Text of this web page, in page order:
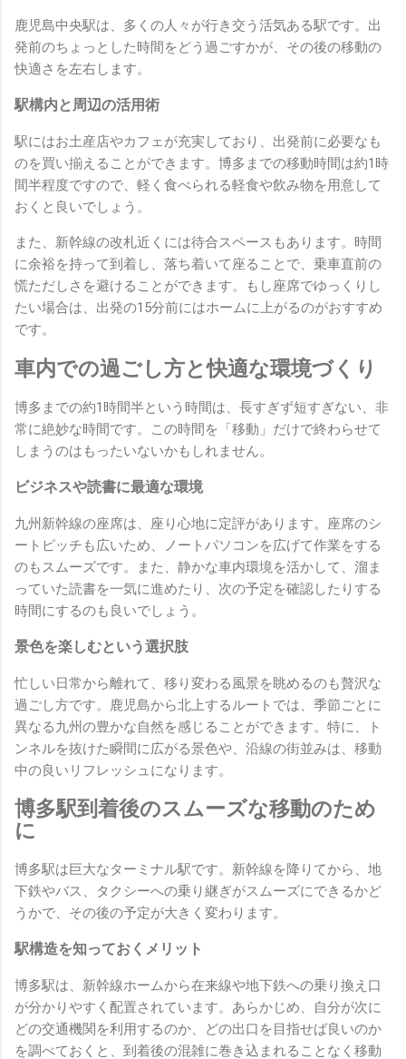
鹿児島中央駅は、多くの人々が行き交う活気ある駅です。出
発前のちょっとした時間をどう過ごすかが、その後の移動の
快適さを左右します。
駅構内と周辺の活用術
駅にはお土産店やカフェが充実しており、出発前に必要なも
のを買い揃えることができます。博多までの移動時間は約1時
間半程度ですので、軽く食べられる軽食や飲み物を用意して
おくと良いでしょう。
また、新幹線の改札近くには待合スペースもあります。時間
に余裕を持って到着し、落ち着いて座ることで、乗車直前の
慌ただしさを避けることができます。もし座席でゆっくりし
たい場合は、出発の15分前にはホームに上がるのがおすすめ
です。
車内での過ごし方と快適な環境づくり
博多までの約1時間半という時間は、長すぎず短すぎない、非
常に絶妙な時間です。この時間を「移動」だけで終わらせて
しまうのはもったいないかもしれません。
ビジネスや読書に最適な環境
九州新幹線の座席は、座り心地に定評があります。座席のシ
ートピッチも広いため、ノートパソコンを広げて作業をする
のもスムーズです。また、静かな車内環境を活かして、溜ま
っていた読書を一気に進めたり、次の予定を確認したりする
時間にするのも良いでしょう。
景色を楽しむという選択肢
忙しい日常から離れて、移り変わる風景を眺めるのも贅沢な
過ごし方です。鹿児島から北上するルートでは、季節ごとに
異なる九州の豊かな自然を感じることができます。特に、ト
ンネルを抜けた瞬間に広がる景色や、沿線の街並みは、移動
中の良いリフレッシュになります。
博多駅到着後のスムーズな移動のため
に
博多駅は巨大なターミナル駅です。新幹線を降りてから、地
下鉄やバス、タクシーへの乗り継ぎがスムーズにできるかど
うかで、その後の予定が大きく変わります。
駅構造を知っておくメリット
博多駅は、新幹線ホームから在来線や地下鉄への乗り換え口
が分かりやすく配置されています。あらかじめ、自分が次に
どの交通機関を利用するのか、どの出口を目指せば良いのか
を調べておくと、到着後の混雑に巻き込まれることなく移動